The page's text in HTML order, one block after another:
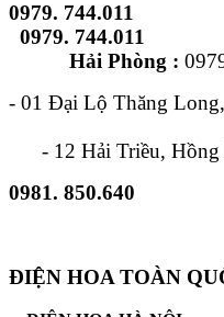
0979. 744.011
0979. 744.011
Hải Phòng :
- 01 Đại Lộ Thăng
- 12 Hải Triều, Hồng
0981. 850.640
ĐIỆN HOA TOÀN